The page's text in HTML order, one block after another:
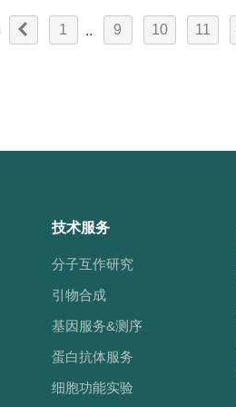
1 .. 9 10 11
技术服务
分子互作研究
引物合成
基因服务&测序
蛋白抗体服务
细胞功能实验